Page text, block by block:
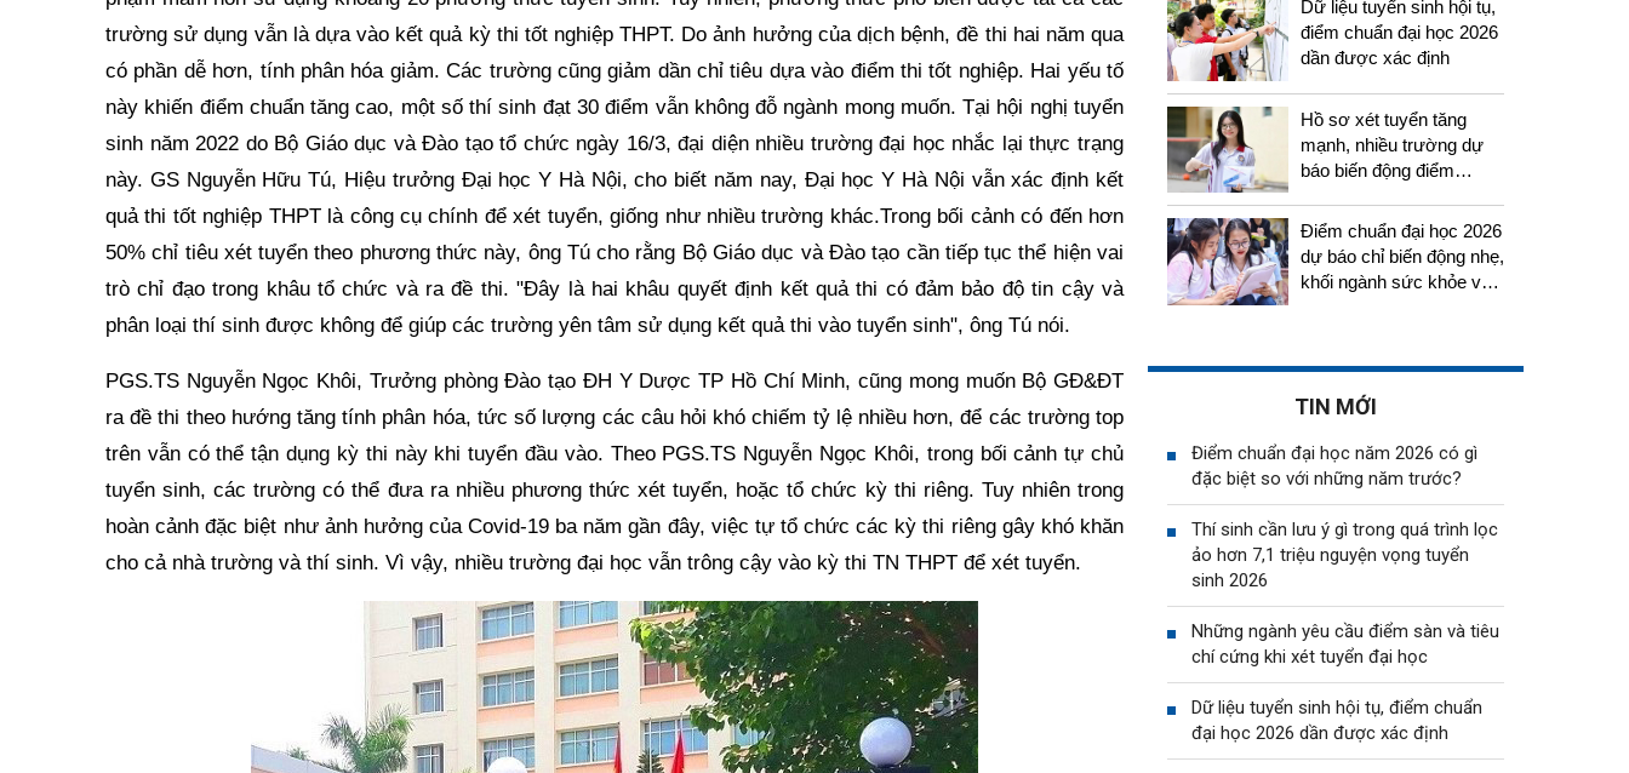
trường sử dụng vẫn là dựa vào kết quả kỳ thi tốt nghiệp THPT. Do ảnh hưởng của dịch bệnh, đề thi hai năm qua
có phần dễ hơn, tính phân hóa giảm. Các trường cũng giảm dần chỉ tiêu dựa vào điểm thi tốt nghiệp. Hai yếu tố
này khiến điểm chuẩn tăng cao, một số thí sinh đạt 30 điểm vẫn không đỗ ngành mong muốn. Tại hội nghị tuyển
sinh năm 2022 do Bộ Giáo dục và Đào tạo tổ chức ngày 16/3, đại diện nhiều trường đại học nhắc lại thực trạng
này. GS Nguyễn Hữu Tú, Hiệu trưởng Đại học Y Hà Nội, cho biết năm nay, Đại học Y Hà Nội vẫn xác định kết
quả thi tốt nghiệp THPT là công cụ chính để xét tuyển, giống như nhiều trường khác.Trong bối cảnh có đến hơn
50% chỉ tiêu xét tuyển theo phương thức này, ông Tú cho rằng Bộ Giáo dục và Đào tạo cần tiếp tục thể hiện vai
trò chỉ đạo trong khâu tổ chức và ra đề thi. "Đây là hai khâu quyết định kết quả thi có đảm bảo độ tin cậy và
phân loại thí sinh được không để giúp các trường yên tâm sử dụng kết quả thi vào tuyển sinh", ông Tú nói.
PGS.TS Nguyễn Ngọc Khôi, Trưởng phòng Đào tạo ĐH Y Dược TP Hồ Chí Minh, cũng mong muốn Bộ GĐ&ĐT
ra đề thi theo hướng tăng tính phân hóa, tức số lượng các câu hỏi khó chiếm tỷ lệ nhiều hơn, để các trường top
trên vẫn có thể tận dụng kỳ thi này khi tuyển đầu vào. Theo PGS.TS Nguyễn Ngọc Khôi, trong bối cảnh tự chủ
tuyển sinh, các trường có thể đưa ra nhiều phương thức xét tuyển, hoặc tổ chức kỳ thi riêng. Tuy nhiên trong
hoàn cảnh đặc biệt như ảnh hưởng của Covid-19 ba năm gần đây, việc tự tổ chức các kỳ thi riêng gây khó khăn
cho cả nhà trường và thí sinh. Vì vậy, nhiều trường đại học vẫn trông cậy vào kỳ thi TN THPT để xét tuyển.
Dữ liệu tuyển sinh hội tụ,
điểm chuẩn đại học 2026
dần được xác định
Hồ sơ xét tuyển tăng
mạnh, nhiều trường dự
báo biến động điểm
Điểm chuẩn đại học 2026
dự báo chỉ biến động nhẹ,
khối ngành sức khỏe vẫn
TIN MỚI
Điểm chuẩn đại học năm 2026 có gì
đặc biệt so với những năm trước?
Thí sinh cần lưu ý gì trong quá trình lọc
ảo hơn 7,1 triệu nguyện vọng tuyển
sinh 2026
Những ngành yêu cầu điểm sàn và tiêu
chí cứng khi xét tuyển đại học
Dữ liệu tuyển sinh hội tụ, điểm chuẩn
đại học 2026 dần được xác định